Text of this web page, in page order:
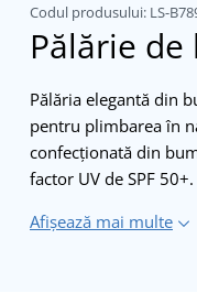
Codul produsului: LS-
Pălărie
Pălăria elegantă din
pentru plimbarea în
confecționată din
factor UV de SPF
Afișează mai multe